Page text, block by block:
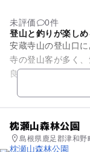
未評価
0件
登山と釣りが楽し
安蔵寺山の登山口
寺の登山客が多く
良いでしょう。高
でゴギやヤマメが
枕瀬山森林公園
島根県鹿足郡津和野